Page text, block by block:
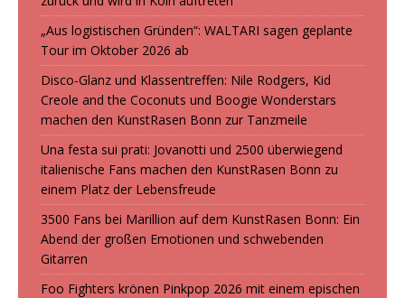
„Aus logistischen Gründen“: WALTARI sagen geplante
Tour im Oktober 2026 ab
Disco-Glanz und Klassentreffen: Nile Rodgers, Kid
Creole and the Coconuts und Boogie Wonderstars
machen den KunstRasen Bonn zur Tanzmeile
Una festa sui prati: Jovanotti und 2500 überwiegend
italienische Fans machen den KunstRasen Bonn zu
einem Platz der Lebensfreude
3500 Fans bei Marillion auf dem KunstRasen Bonn: Ein
Abend der großen Emotionen und schwebenden
Gitarren
Foo Fighters krönen Pinkpop 2026 mit einem epischen